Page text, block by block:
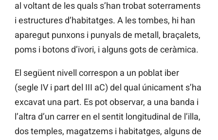
al voltant de les quals s’han trobat soterraments
i estructures d’habitatges. A les tombes, hi han
aparegut punxons i punyals de metall, braçalets,
poms i botons d’ivori, i alguns gots de ceràmica.
El següent nivell correspon a un poblat iber
(segle IV i part del III aC) del qual únicament s’ha
excavat una part. Es pot observar, a una banda i
l’altra d’un carrer en el sentit longitudinal de l’illa,
dos temples, magatzems i habitatges, alguns de